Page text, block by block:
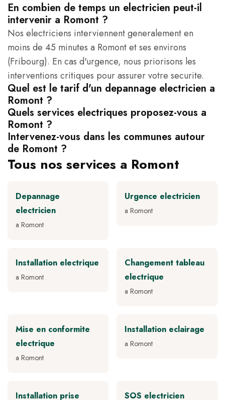
En combien de temps un electricien peut-il
intervenir a Romont ?
Nos electriciens interviennent generalement en
moins de 45 minutes a Romont et ses environs
(Fribourg). En cas d'urgence, nous priorisons les
interventions critiques pour assurer votre securite.
Quel est le tarif d'un depannage electricien a
Romont ?
Quels services electriques proposez-vous a
Romont ?
Intervenez-vous dans les communes autour
de Romont ?
Tous nos services a Romont
Depannage
electricien
a Romont
Urgence electricien
a Romont
Installation electrique
a Romont
Changement tableau
electrique
a Romont
Mise en conformite
electrique
a Romont
Installation eclairage
a Romont
Installation prise SOS electricien